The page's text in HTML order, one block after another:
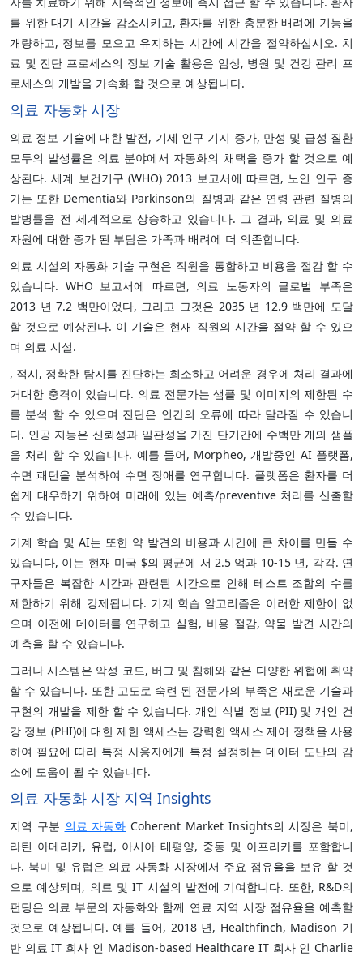
를 위한 대기 시간을 감소시키고, 환자를 위한 충분한 배려에 기능을
개량하고, 정보를 모으고 유지하는 시간에 시간을 절약하십시오. 치
료 및 진단 프로세스의 정보 기술 활용은 임상, 병원 및 건강 관리 프
로세스의 개발을 가속화 할 것으로 예상됩니다.
의료 자동화 시장
의료 정보 기술에 대한 발전, 기세 인구 기지 증가, 만성 및 급성 질환
모두의 발생률은 의료 분야에서 자동화의 채택을 증가 할 것으로 예
상된다. 세계 보건기구 (WHO) 2013 보고서에 따르면, 노인 인구 증
가는 또한 Dementia와 Parkinson의 질병과 같은 연령 관련 질병의
발병률을 전 세계적으로 상승하고 있습니다. 그 결과, 의료 및 의료
자원에 대한 증가 된 부담은 가족과 배려에 더 의존합니다.
의료 시설의 자동화 기술 구현은 직원을 통합하고 비용을 절감 할 수
있습니다. WHO 보고서에 따르면, 의료 노동자의 글로벌 부족은
2013 년 7.2 백만이었다, 그리고 그것은 2035 년 12.9 백만에 도달
할 것으로 예상된다. 이 기술은 현재 직원의 시간을 절약 할 수 있으
며 의료 시설.
, 적시, 정확한 탐지를 진단하는 희소하고 어려운 경우에 처리 결과에
거대한 충격이 있습니다. 의료 전문가는 샘플 및 이미지의 제한된 수
를 분석 할 수 있으며 진단은 인간의 오류에 따라 달라질 수 있습니
다. 인공 지능은 신뢰성과 일관성을 가진 단기간에 수백만 개의 샘플
을 처리 할 수 있습니다. 예를 들어, Morpheo, 개발중인 AI 플랫폼,
수면 패턴을 분석하여 수면 장애를 연구합니다. 플랫폼은 환자를 더
쉽게 대우하기 위하여 미래에 있는 예측/preventive 처리를 산출할
수 있습니다.
기계 학습 및 AI는 또한 약 발견의 비용과 시간에 큰 차이를 만들 수
있습니다, 이는 현재 미국 $의 평균에 서 2.5 억과 10-15 년, 각각. 연
구자들은 복잡한 시간과 관련된 시간으로 인해 테스트 조합의 수를
제한하기 위해 강제됩니다. 기계 학습 알고리즘은 이러한 제한이 없
으며 이전에 데이터를 연구하고 실험, 비용 절감, 약물 발견 시간의
예측을 할 수 있습니다.
그러나 시스템은 악성 코드, 버그 및 침해와 같은 다양한 위협에 취약
할 수 있습니다. 또한 고도로 숙련 된 전문가의 부족은 새로운 기술과
구현의 개발을 제한 할 수 있습니다. 개인 식별 정보 (PII) 및 개인 건
강 정보 (PHI)에 대한 제한 액세스는 강력한 액세스 제어 정책을 사용
하여 필요에 따라 특정 사용자에게 특정 설정하는 데이터 도난의 감
소에 도움이 될 수 있습니다.
의료 자동화 시장 지역 Insights
지역 구분 의료 자동화 Coherent Market Insights의 시장은 북미,
라틴 아메리카, 유럽, 아시아 태평양, 중동 및 아프리카를 포함합니
다. 북미 및 유럽은 의료 자동화 시장에서 주요 점유율을 보유 할 것
으로 예상되며, 의료 및 IT 시설의 발전에 기여합니다. 또한, R&D의
펀딩은 의료 부문의 자동화와 함께 연료 지역 시장 점유율을 예측할
것으로 예상됩니다. 예를 들어, 2018 년, Healthfinch, Madison 기
반 의료 IT 회사 인 Madison-based Healthcare IT 회사 인 Charlie